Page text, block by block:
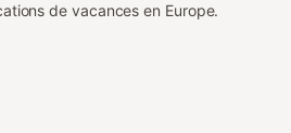
de vacances en Europe.